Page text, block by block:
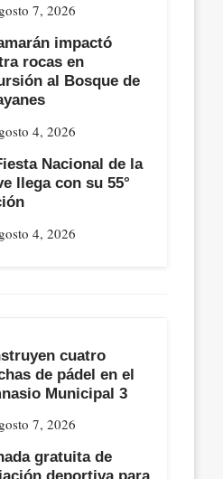
7, 2026
impactó
rocas en
al Bosque de
4, 2026
Nacional de la
llega con su 55°
4, 2026
cuatro
de pádel en el
Municipal 3
7, 2026
gratuita de
deportiva para